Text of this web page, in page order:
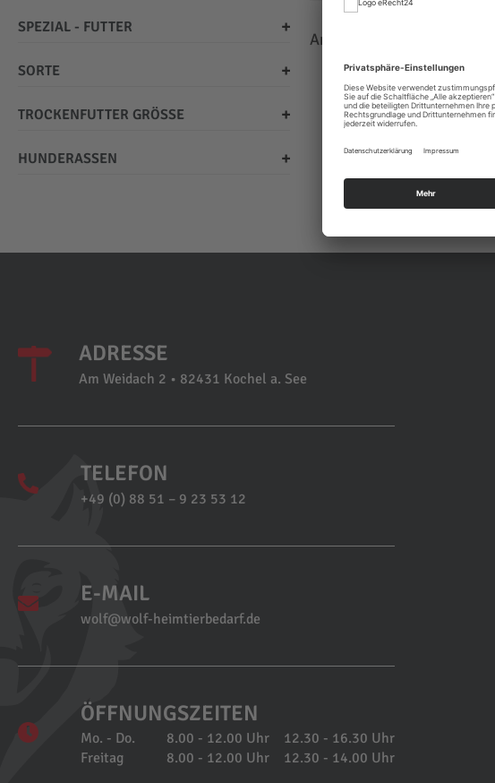
Anzeigen
SPEZIAL - FUTTER
SORTE
TROCKENFUTTER GRÖSSE
HUNDERASSEN
ADRESSE
Am Weidach 2 • 82431 Kochel a. See
TELEFON
+49 (0) 88 51 – 9 23 53 12
E-MAIL
wolf@wolf-heimtierbedarf.de
ÖFFNUNGSZEITEN
Mo. - Do. 8.00 - 12.00 Uhr
12.30 - 16.30 Uhr
Freitag
8.00 - 12.00 Uhr 12.30 - 14.00 Uhr